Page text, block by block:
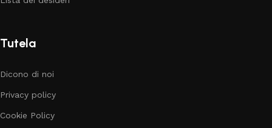
Tutela
Dicono di noi
Privacy policy
Cookie Policy